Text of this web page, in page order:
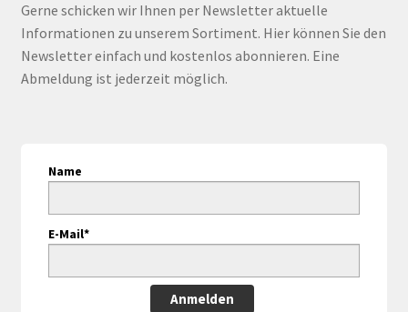
Gerne schicken wir Ihnen per Newsletter aktuelle
Informationen zu unserem Sortiment. Hier können Sie den
Newsletter einfach und kostenlos abonnieren. Eine
Abmeldung ist jederzeit möglich.
Name
E-Mail*
Anmelden